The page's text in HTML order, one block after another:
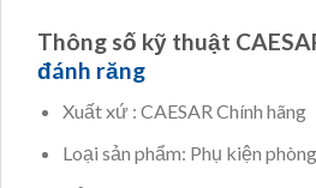
Thông số kỹ thuật
đánh răng
Xuất xứ : CAESAR Chính hãng
Loại sản phẩm: Phụ kiện